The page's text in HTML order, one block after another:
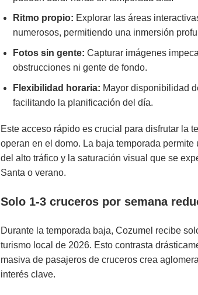
Ritmo propio: Explorar las áreas
numerosos, permitiendo una inmersión
Fotos sin gente: Capturar imágenes
obstrucciones ni gente de fondo.
Flexibilidad horaria: Mayor disponibilidad
facilitando la planificación del día.
Este acceso rápido es crucial para disfrutar la
operan en el domo. La baja temporada
del alto tráfico y la saturación visual que se
Santa o verano.
Solo 1-3 cruceros por semana
Durante la temporada baja, Cozumel recibe
turismo local de 2026. Esto contrasta
masiva de pasajeros de cruceros crea
interés clave.